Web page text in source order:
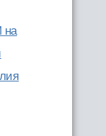
на